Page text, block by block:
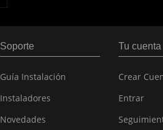
Soporte
Guía Instalación
Instaladores
Novedades
Tu cuenta
Crear
Entrar